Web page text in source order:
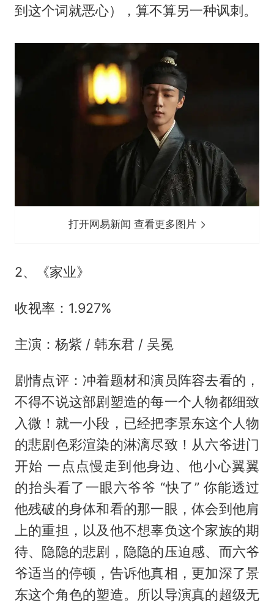
到这个词就恶心），算不算另一种讽刺。
打开网易新闻 查看更多图片
2、《家业》
收视率：1.927%
主演：杨紫 / 韩东君 / 吴冕
剧情点评：冲着题材和演员阵容去看的，
不得不说这部剧塑造的每一个人物都细致
入微！就一小段，已经把李景东这个人物
的悲剧色彩渲染的淋漓尽致！从六爷进门
开始 一点点慢走到他身边、他小心翼翼
的抬头看了一眼六爷爷 “快了” 你能透过
他残破的身体和看的那一眼，体会到他肩
上的重担，以及他不想辜负这个家族的期
待、隐隐的悲剧，隐隐的压迫感、而六爷
爷适当的停顿，告诉他真相，更加深了景
东这个角色的塑造。所以导演真的超级无